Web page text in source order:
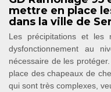
mettre en place
dans la ville de
Les précipitations et les
dysfonctionnement au
nécessaire de les
place des chapeaux de
qui sont très complexes,